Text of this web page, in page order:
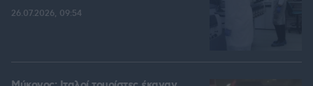
26.07.2026, 09:54